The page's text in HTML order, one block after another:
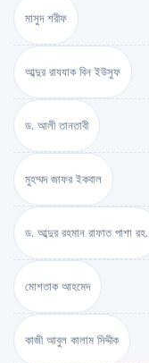
মাসুদ শরীফ
আব্দুর রাযযাক বিন ইউসুফ
ড. আলী তানতাবী
মুহম্মদ জাফর ইকবাল
ড. আব্দুর রহমান রাফাত পাশা রহ.
মোশতাক আহমেদ
কাজী আবুল কালাম সিদ্দীক